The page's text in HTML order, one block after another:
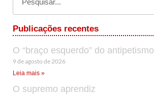
Publicações recentes
O “braço esquerdo” do antipetismo
9 de agosto de 2026
Leia mais »
O supremo aprendiz